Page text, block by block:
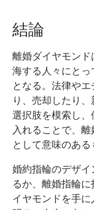
結論
離婚ダイヤモン
海する人々にと
となる。法律や
り、売却したり
選択肢を模索し
入れることで、
として意味のある
婚約指輪のデザ
るか、離婚指輪
イヤモンドを手に